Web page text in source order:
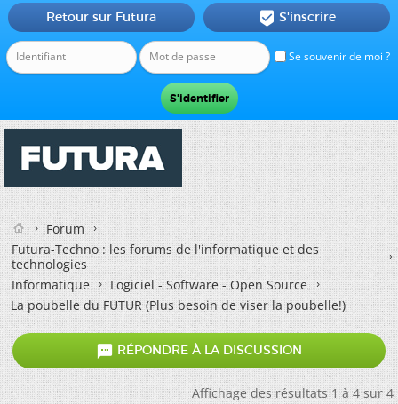
Se souvenir de moi ?
Retour sur Futura  S'inscrire
Forum
Futura-Techno : les forums de l'informatique et des
technologies
Informatique
Logiciel - Software - Open Source
La poubelle du FUTUR (Plus besoin de viser la poubelle!)
 RÉPONDRE À LA DISCUSSION
Affichage des résultats 1 à 4 sur 4